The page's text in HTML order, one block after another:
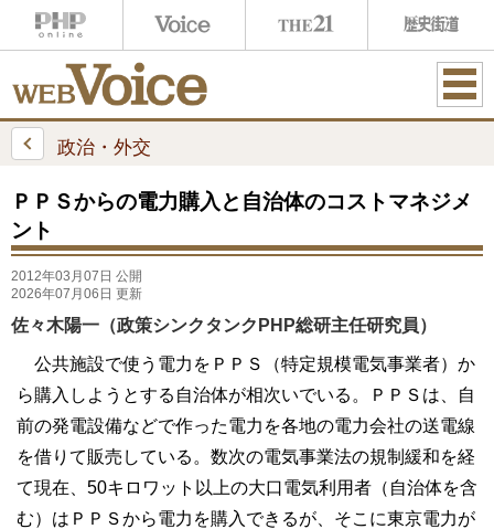
ME
政治・外交
ＰＰＳからの電力購入と自治体のコストマネジメ
ント
2012年03月07日 公開
2026年07月06日 更新
佐々木陽一（政策シンクタンクPHP総研主任研究員）
公共施設で使う電力をＰＰＳ（特定規模電気事業者）か
ら購入しようとする自治体が相次いでいる。ＰＰＳは、自
前の発電設備などで作った電力を各地の電力会社の送電線
を借りて販売している。数次の電気事業法の規制緩和を経
て現在、50キロワット以上の大口電気利用者（自治体を含
む）はＰＰＳから電力を購入できるが、そこに東京電力が